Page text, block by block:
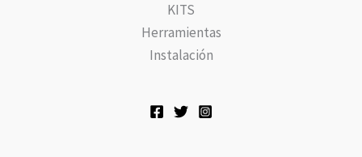
KITS
Herramientas
Instalación